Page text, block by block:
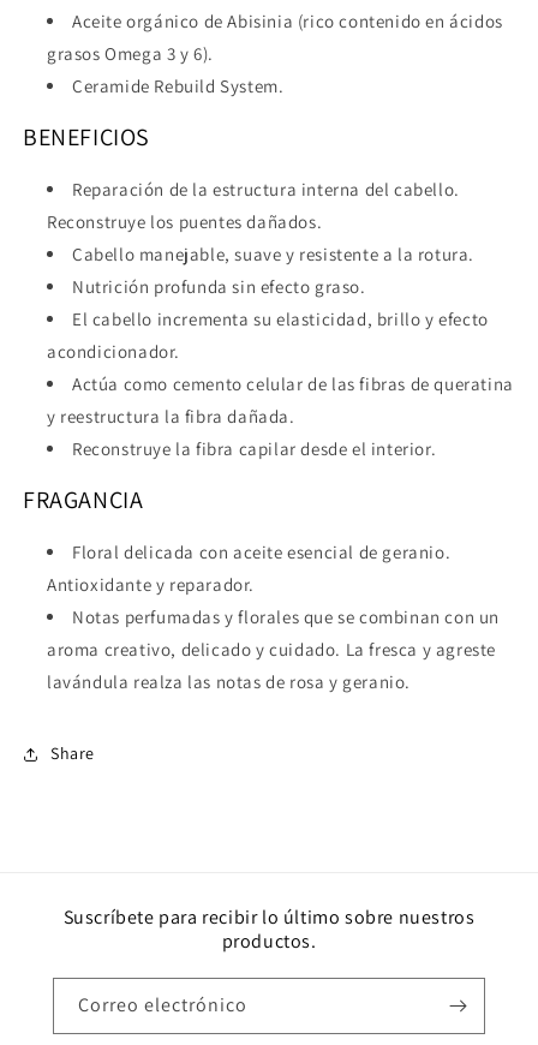
Aceite orgánico de Abisinia (rico contenido en ácidos
grasos Omega 3 y 6).
Ceramide Rebuild System.
BENEFICIOS
Reparación de la estructura interna del cabello.
Reconstruye los puentes dañados.
Cabello manejable, suave y resistente a la rotura.
Nutrición profunda sin efecto graso.
El cabello incrementa su elasticidad, brillo y efecto
acondicionador.
Actúa como cemento celular de las fibras de queratina
y reestructura la fibra dañada.
Reconstruye la fibra capilar desde el interior.
FRAGANCIA
Floral delicada con aceite esencial de geranio.
Antioxidante y reparador.
Notas perfumadas y florales que se combinan con un
aroma creativo, delicado y cuidado. La fresca y agreste
lavándula realza las notas de rosa y geranio.
Share
Suscríbete para recibir lo último sobre nuestros
productos.
Correo electrónico